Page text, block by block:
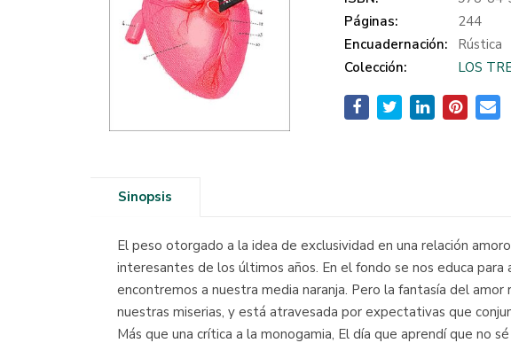
Páginas:
244
Encuadernación:
Rústica
Colección:
LOS
Sinopsis
El peso otorgado a la idea de exclusividad en una relación
interesantes de los últimos años. En el fondo se nos educa
encontremos a nuestra media naranja. Pero la fantasía del
nuestras miserias, y está atravesada por expectativas que
Más que una crítica a la monogamia, El día que aprendí que no